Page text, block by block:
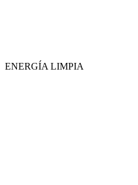
ENERGÍA LIMPIA